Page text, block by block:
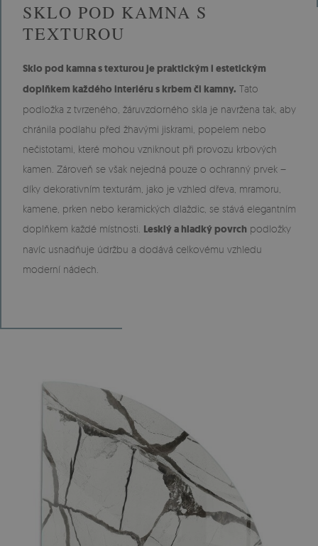
SKLO POD KAMNA S
TEXTUROU
Sklo pod kamna s texturou je praktickým i estetickým
doplňkem každého interiéru s krbem či kamny. Tato
podložka z tvrzeného, žáruvzdorného skla je navržena tak, aby
chránila podlahu před žhavými jiskrami, popelem nebo
nečistotami, které mohou vzniknout při provozu krbových
kamen. Zároveň se však nejedná pouze o ochranný prvek –
díky dekorativním texturám, jako je vzhled dřeva, mramoru,
kamene, prken nebo keramických dlaždic, se stává elegantním
doplňkem každé místnosti. Lesklý a hladký povrch podložky
navíc usnadňuje údržbu a dodává celkovému vzhledu
moderní nádech.